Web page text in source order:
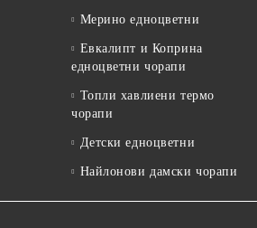
Мерино едноцветни
Евкалипт и Коприна
едноцветни чорапи
Топли хавлиени термо
чорапи
Детски едноцветни
Найлонови дамски чорапи